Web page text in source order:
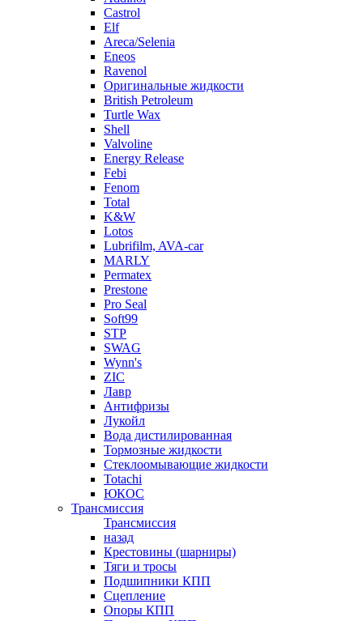
Castrol
Elf
Areca/Selenia
Eneos
Ravenol
Оригинальные жидкости
British Petroleum
Turtle Wax
Shell
Valvoline
Energy Release
Febi
Fenom
Total
K&W
Lotos
Lubrifilm, AVA-car
MARLY
Permatex
Prestone
Pro Seal
Soft99
STP
SWAG
Wynn's
ZIC
Лавр
Антифризы
Лукойл
Вода дистилированная
Тормозные жидкости
Стеклоомывающие жидкости
Totachi
ЮКОС
Трансмиссия
Трансмиссия
назад
Крестовины (шарниры)
Тяги и тросы
Подшипники КПП
Сцепление
Опоры КПП